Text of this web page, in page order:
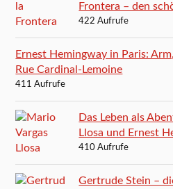
Frontera – den
422 Aufrufe
Ernest Hemingway in Paris:
Rue Cardinal-Lemoine
411 Aufrufe
Das Leben als
Llosa und Ernest
410 Aufrufe
Gertrude Stein –